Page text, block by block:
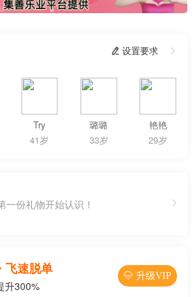
 设置要求 
Try
41岁
璐璐
33岁
艳艳
29岁
一份礼物开始认识！
飞速脱单
升300%
 升级VIP